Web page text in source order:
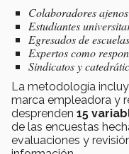
Colaboradores
Estudiantes
Egresados de
Expertos como
Sindicatos y
La metodología
marca empleadora y
desprenden 15
de las encuestas
evaluaciones y